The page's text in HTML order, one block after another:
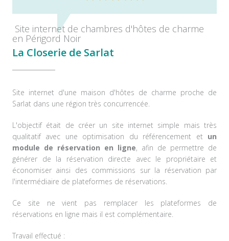
Site internet de chambres d'hôtes de charme
en Périgord Noir
La Closerie de Sarlat
Site internet d'une maison d'hôtes de charme proche de
Sarlat dans une région très concurrencée.
L'objectif était de créer un site internet simple mais très
qualitatif avec une optimisation du référencement et un
module de réservation en ligne, afin de permettre de
générer de la réservation directe avec le propriétaire et
économiser ainsi des commissions sur la réservation par
l'intermédiaire de plateformes de réservations.
Ce site ne vient pas remplacer les plateformes de
réservations en ligne mais il est complémentaire.
Travail effectué :